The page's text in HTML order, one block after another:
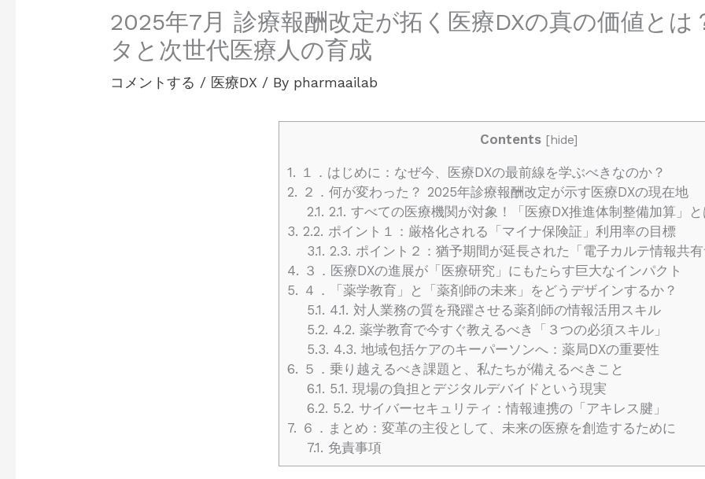
2025年7月 診療報酬改定が拓く医療DXの真の価値と
タと次世代医療人の育成
コメントする / 医療DX / By pharmaailab
Contents [hide]
1. １．はじめに：なぜ今、医療DXの最前線を学ぶべきなのか？
2. ２．何が変わった？ 2025年診療報酬改定が示す医療DXの現在地
2.1. 2.1. すべての医療機関が対象！「医療DX推進体制整備加算」と
3. 2.2. ポイント１：厳格化される「マイナ保険証」利用率の目標
3.1. 2.3. ポイント２：猶予期間が延長された「電子カルテ情報共有
4. ３．医療DXの進展が「医療研究」にもたらす巨大なインパクト
5. ４．「薬学教育」と「薬剤師の未来」をどうデザインするか？
5.1. 4.1. 対人業務の質を飛躍させる薬剤師の情報活用スキル
5.2. 4.2. 薬学教育で今すぐ教えるべき「３つの必須スキル」
5.3. 4.3. 地域包括ケアのキーパーソンへ：薬局DXの重要性
6. ５．乗り越えるべき課題と、私たちが備えるべきこと
6.1. 5.1. 現場の負担とデジタルデバイドという現実
6.2. 5.2. サイバーセキュリティ：情報連携の「アキレス腱」
7. ６．まとめ：変革の主役として、未来の医療を創造するために
7.1. 免責事項